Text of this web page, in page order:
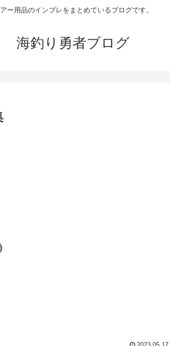
ー用品のインプレをまとめているブログです。
海釣り勇者ブログ